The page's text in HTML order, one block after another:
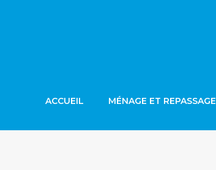
ACCUEIL MÉNAGE ET REPASSAGE